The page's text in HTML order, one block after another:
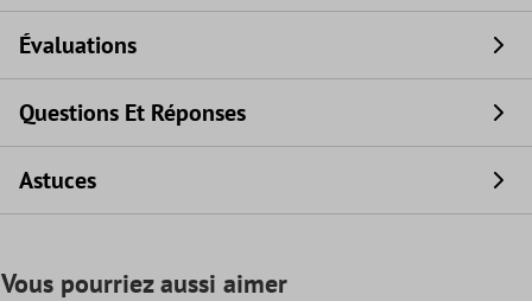
Évaluations
Questions Et Réponses
Astuces
Vous pourriez aussi aimer